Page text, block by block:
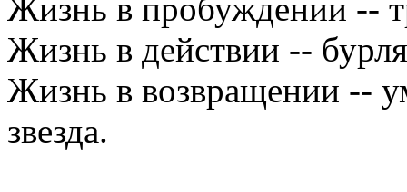
Жизнь в пробуждении --
Жизнь в действии --
Жизнь в возвращении --
звезда.